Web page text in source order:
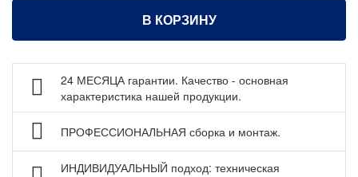
Настольные системы хранения Стелла-техник
Кассетницы для хранения мелких деталей и
Пластиковые лотки и ячейки
Стеллажи металлические
Шкафы металлические
Сейфы
В КОРЗИНУ
24 МЕСЯЦА гарантии. Качество - основная
характеристика нашей продукции.
ПРОФЕССИОНАЛЬНАЯ сборка и монтаж.
ИНДИВИДУАЛЬНЫЙ подход: техническая